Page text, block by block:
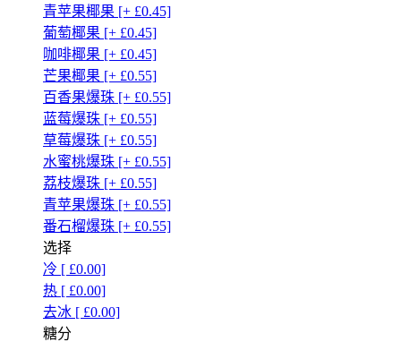
青苹果椰果 [+ £0.45]
葡萄椰果 [+ £0.45]
咖啡椰果 [+ £0.45]
芒果椰果 [+ £0.55]
百香果爆珠 [+ £0.55]
蓝莓爆珠 [+ £0.55]
草莓爆珠 [+ £0.55]
水蜜桃爆珠 [+ £0.55]
荔枝爆珠 [+ £0.55]
青苹果爆珠 [+ £0.55]
番石榴爆珠 [+ £0.55]
选择
冷 [ £0.00]
热 [ £0.00]
去冰 [ £0.00]
糖分